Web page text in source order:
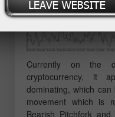
Currently on the
cryptocurrency, it
dominating, which
movement which is
Bearish Pitchfork